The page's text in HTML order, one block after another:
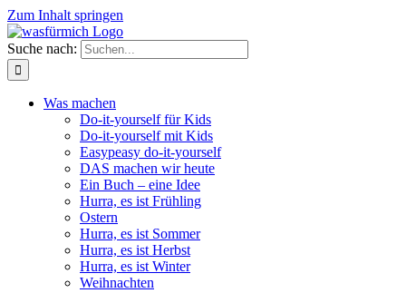
Zum Inhalt springen
Suche nach:
Was machen
Do-it-yourself für Kids
Do-it-yourself mit Kids
Easypeasy do-it-yourself
DAS machen wir heute
Ein Buch – eine Idee
Hurra, es ist Frühling
Ostern
Hurra, es ist Sommer
Hurra, es ist Herbst
Hurra, es ist Winter
Weihnachten